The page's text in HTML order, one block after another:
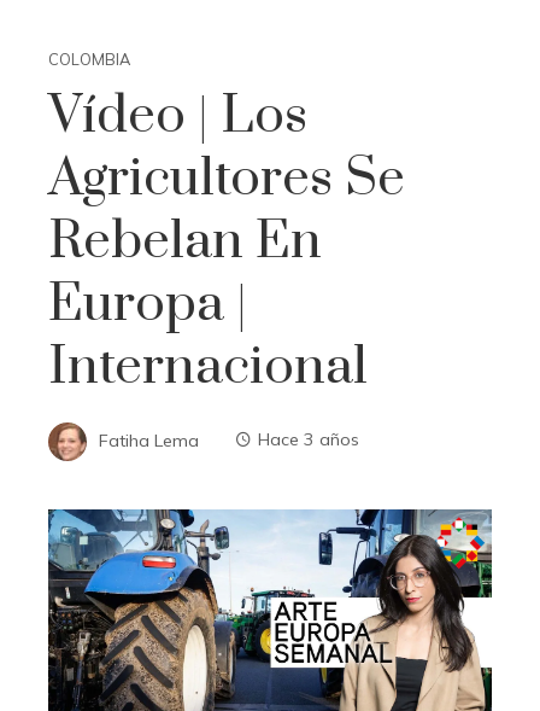
COLOMBIA
Vídeo | Los
Agricultores Se
Rebelan En
Europa |
Internacional
Fatiha Lema Hace 3 años